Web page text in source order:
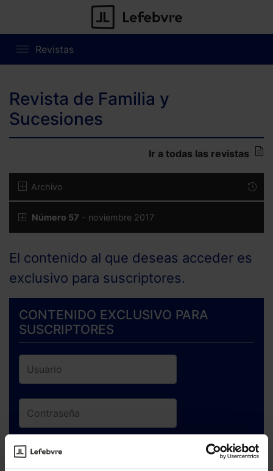
Revistas
Revista de Familia y
Sucesiones
Ir a todas las revistas
Archivo
Número 57 - noviembre 2017
El contenido al que deseas acceder es
exclusivo para suscriptores.
CONTENIDO EXCLUSIVO PARA
SUSCRIPTORES
ENTRAR